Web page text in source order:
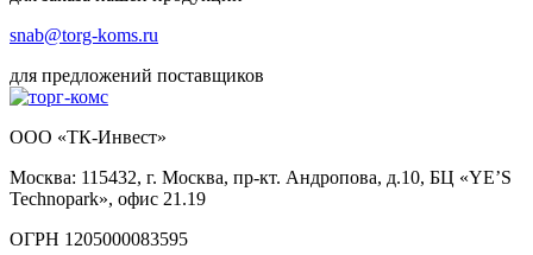
snab@torg-koms.ru
для предложений поставщиков
ООО «ТК-Инвест»
Москва: 115432, г. Москва, пр-кт. Андропова, д.10, БЦ «YE’S
Technopark», офис 21.19
ОГРН 1205000083595